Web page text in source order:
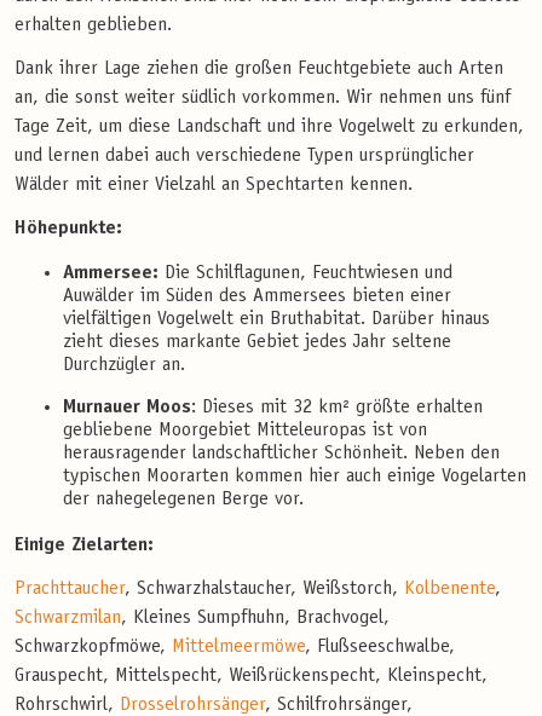
erhalten geblieben.
Dank ihrer Lage ziehen die großen Feuchtgebiete auch Arten
an, die sonst weiter südlich vorkommen. Wir nehmen uns fünf
Tage Zeit, um diese Landschaft und ihre Vogelwelt zu erkunden,
und lernen dabei auch verschiedene Typen ursprünglicher
Wälder mit einer Vielzahl an Spechtarten kennen.
Höhepunkte:
Ammersee: Die Schilflagunen, Feuchtwiesen und
Auwälder im Süden des Ammersees bieten einer
vielfältigen Vogelwelt ein Bruthabitat. Darüber hinaus
zieht dieses markante Gebiet jedes Jahr seltene
Durchzügler an.
Murnauer Moos: Dieses mit 32 km² größte erhalten
gebliebene Moorgebiet Mitteleuropas ist von
herausragender landschaftlicher Schönheit. Neben den
typischen Moorarten kommen hier auch einige Vogelarten
der nahegelegenen Berge vor.
Einige Zielarten:
Prachttaucher, Schwarzhalstaucher, Weißstorch, Kolbenente,
Schwarzmilan, Kleines Sumpfhuhn, Brachvogel,
Schwarzkopfmöwe, Mittelmeermöwe, Flußseeschwalbe,
Grauspecht, Mittelspecht, Weißrückenspecht, Kleinspecht,
Rohrschwirl, Drosselrohrsänger, Schilfrohrsänger,